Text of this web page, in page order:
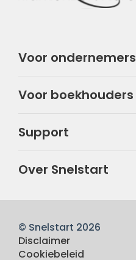
Voor ondernemers
Voor boekhouders
Support
Over Snelstart
© Snelstart 2026
Disclaimer
Cookiebeleid